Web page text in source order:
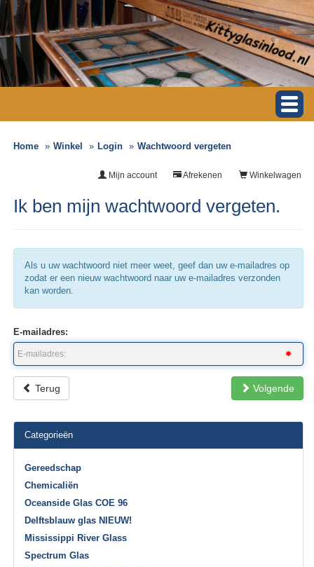
Home Winkel Login Wachtwoord vergeten
Winkelwagen
Afrekenen
Mijn account
Ik ben mijn wachtwoord vergeten.
Als u uw wachtwoord niet meer weet, geef dan uw e-mailadres op
zodat er een nieuw wachtwoord naar uw e-mailadres verzonden
kan worden.
E-mailadres:
Terug Volgende
Categorieën
Gereedschap
Chemicaliën
Oceanside Glas COE 96
Delftsblauw glas NIEUW!
Mississippi River Glass
Spectrum Glas